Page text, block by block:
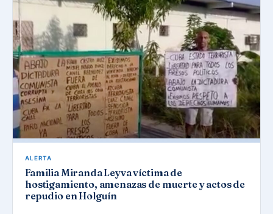
ALERTA
Familia Miranda Leyva víctima de
hostigamiento, amenazas de muerte y actos de
repudio en Holguín